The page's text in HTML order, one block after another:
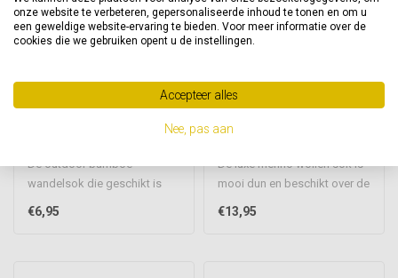
Bamboe wandelsokken
outdoor
De outdoor bamboe
wandelsok die geschikt is
weersomsta..
€6,95
Dunne merino wollen
sok met verstevigde
zool
De luxe merino wollen sok is
mooi dun en beschikt over de
€13,95
onze website te verbeteren, gepersonaliseerde inhoud te tonen en om u
een geweldige website-ervaring te bieden. Voor meer informatie over de
cookies die we gebruiken opent u de instellingen.
Accepteer alles
Nee, pas aan